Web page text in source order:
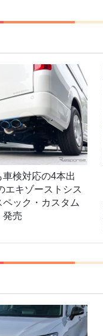
検対応の4本出
エキゾーストシス
ック・カスタム
発売